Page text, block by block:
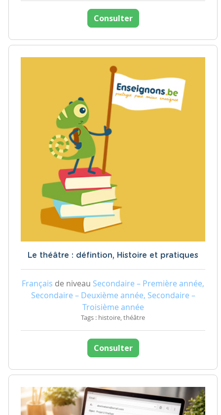
Consulter
Le théâtre : défintion, Histoire et pratiques
Français de niveau Secondaire – Première année,
Secondaire – Deuxième année, Secondaire –
Troisième année
Tags : histoire, théâtre
Consulter